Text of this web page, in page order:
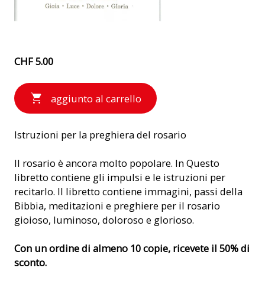
CHF 5.00
aggiunto al carrello
Istruzioni per la preghiera del rosario
Il rosario è ancora molto popolare. In Questo
libretto contiene gli impulsi e le istruzioni per
recitarlo. Il libretto contiene immagini, passi della
Bibbia, meditazioni e preghiere per il rosario
gioioso, luminoso, doloroso e glorioso.
Con un ordine di almeno 10 copie, ricevete il 50% di
sconto.